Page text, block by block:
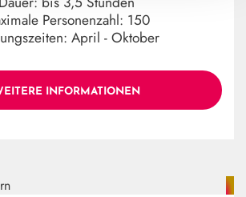
Personenzahl: 150
April - Oktober
INFORMATIONEN